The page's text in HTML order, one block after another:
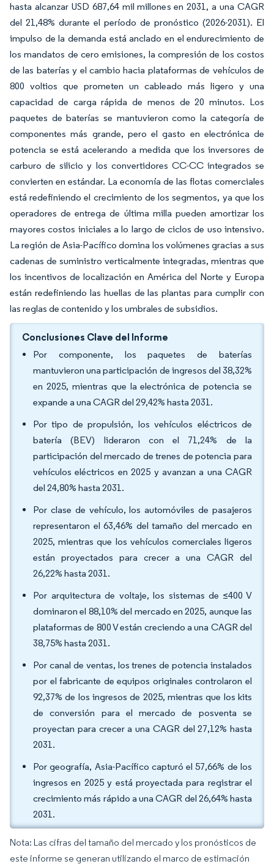
hasta alcanzar USD 687,64 mil millones en 2031, a una CAGR
del 21,48% durante el período de pronóstico (2026-2031). El
impulso de la demanda está anclado en el endurecimiento de
los mandatos de cero emisiones, la compresión de los costos
de las baterías y el cambio hacia plataformas de vehículos de
800 voltios que prometen un cableado más ligero y una
capacidad de carga rápida de menos de 20 minutos. Los
paquetes de baterías se mantuvieron como la categoría de
componentes más grande, pero el gasto en electrónica de
potencia se está acelerando a medida que los inversores de
carburo de silicio y los convertidores CC-CC integrados se
convierten en estándar. La economía de las flotas comerciales
está redefiniendo el crecimiento de los segmentos, ya que los
operadores de entrega de última milla pueden amortizar los
mayores costos iniciales a lo largo de ciclos de uso intensivo.
La región de Asia-Pacífico domina los volúmenes gracias a sus
cadenas de suministro verticalmente integradas, mientras que
los incentivos de localización en América del Norte y Europa
están redefiniendo las huellas de las plantas para cumplir con
las reglas de contenido y los umbrales de subsidios.
Conclusiones Clave del Informe
Por componente, los paquetes de baterías
mantuvieron una participación de ingresos del 38,32%
en 2025, mientras que la electrónica de potencia se
expande a una CAGR del 29,42% hasta 2031.
Por tipo de propulsión, los vehículos eléctricos de
batería (BEV) lideraron con el 71,24% de la
participación del mercado de trenes de potencia para
vehículos eléctricos en 2025 y avanzan a una CAGR
del 24,80% hasta 2031.
Por clase de vehículo, los automóviles de pasajeros
representaron el 63,46% del tamaño del mercado en
2025, mientras que los vehículos comerciales ligeros
están proyectados para crecer a una CAGR del
26,22% hasta 2031.
Por arquitectura de voltaje, los sistemas de ≤400 V
dominaron el 88,10% del mercado en 2025, aunque las
plataformas de 800 V están creciendo a una CAGR del
38,75% hasta 2031.
Por canal de ventas, los trenes de potencia instalados
por el fabricante de equipos originales controlaron el
92,37% de los ingresos de 2025, mientras que los kits
de conversión para el mercado de posventa se
proyectan para crecer a una CAGR del 27,12% hasta
2031.
Por geografía, Asia-Pacífico capturó el 57,66% de los
ingresos en 2025 y está proyectada para registrar el
crecimiento más rápido a una CAGR del 26,64% hasta
2031.
Nota: Las cifras del tamaño del mercado y los pronósticos de
este informe se generan utilizando el marco de estimación